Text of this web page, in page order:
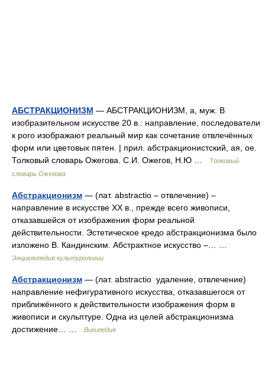
АБСТРАКЦИОНИЗМ — АБСТРАКЦИОНИЗМ, а, муж. В
изобразительном искусстве 20 в.: направление, последователи
к рого изображают реальный мир как сочетание отвлечённых
форм или цветовых пятен. | прил. абстракционистский, ая, ое.
Толковый словарь Ожегова. С.И. Ожегов, Н.Ю …
Толковый
словарь Ожегова
Абстракционизм — (лат. abstractio – отвлечение) –
направление в искусстве ХХ в., прежде всего живописи,
отказавшейся от изображения форм реальной
действительности. Эстетическое кредо абстракционизма было
изложено В. Кандинским. Абстрактное искусство –… …
Энциклопедия культурологии
Абстракционизм — (лат. abstractio удаление, отвлечение)
направление нефигуративного искусства, отказавшегося от
приближённого к действительности изображения форм в
живописи и скульптуре. Одна из целей абстракционизма
достижение… …
Википедия